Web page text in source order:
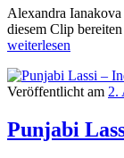
Alexandra
diesem Clip
weiterlesen
Veröffentlicht am 2.
Punjabi